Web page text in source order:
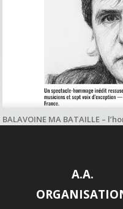
BALAVOINE MA BATAILLE –
A.A.